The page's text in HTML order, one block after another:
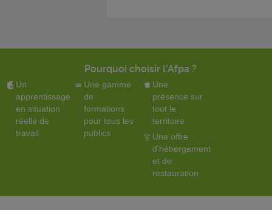
Pourquoi choisir l'Afpa ?
Un
apprentissage
en situation
réelle de
travail
Une gamme
de
formations
pour tous les
publics
Une
présence sur
tout le
territoire
Une offre
d'hébergement
et de
restauration